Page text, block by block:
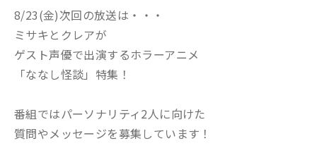
8/23(金)次回の放送は・・・
ミサキとクレアが
ゲスト声優で出演するホラーアニメ
「ななし怪談」特集！
番組ではパーソナリティ2人に向けた
質問やメッセージを募集しています！